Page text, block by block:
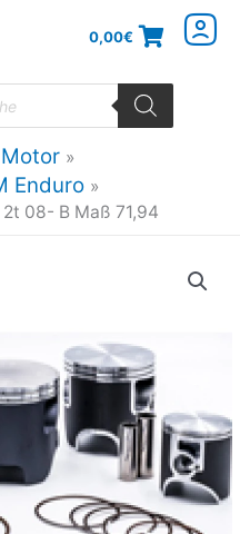
0,00€
Motor
Enduro
08- B Maß 71,94
Aktueller
ist:
183,56€.